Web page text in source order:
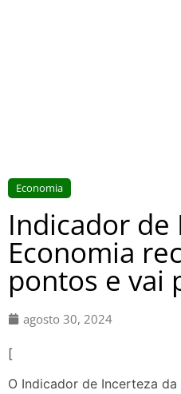
Economia
Indicador de
Economia
pontos e vai
agosto 30, 2024
[
O Indicador de Incerteza da